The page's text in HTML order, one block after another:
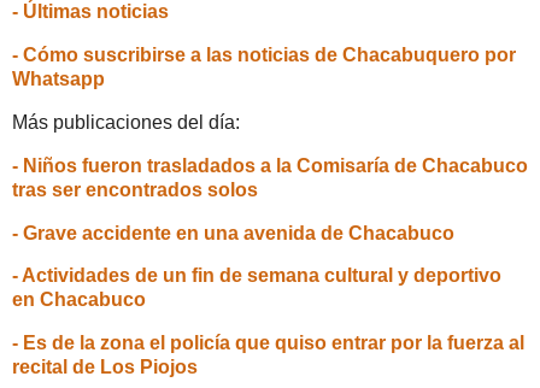
- Últimas noticias
- Cómo suscribirse a las noticias de Chacabuquero por
Whatsapp
Más publicaciones del día:
- Niños fueron trasladados a la Comisaría de Chacabuco
tras ser encontrados solos
- Grave accidente en una avenida de Chacabuco
- Actividades de un fin de semana cultural y deportivo
en Chacabuco
- Es de la zona el policía que quiso entrar por la fuerza al
recital de Los Piojos